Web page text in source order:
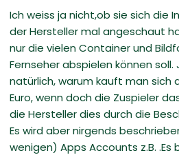
Ich weiss ja nicht,ob sie sich die
der Hersteller mal angeschaut
nur die vielen Container und
Fernseher abspielen können
natürlich, warum kauft man sich
Euro, wenn doch die Zuspieler
die Hersteller dies durch die
Es wird aber nirgends
wenigen) Apps Accounts z.B.